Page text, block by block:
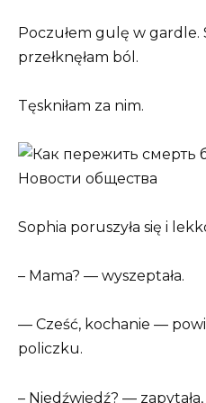
Poczułem gulę w gardle.
przełknęłam ból.
Tęskniłam za nim.
Sophia poruszyła się i
– Mama? — wyszeptała.
— Cześć, kochanie —
policzku.
– Niedźwiedź? —